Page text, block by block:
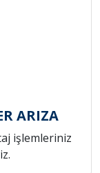
ARIZA
işlemleriniz